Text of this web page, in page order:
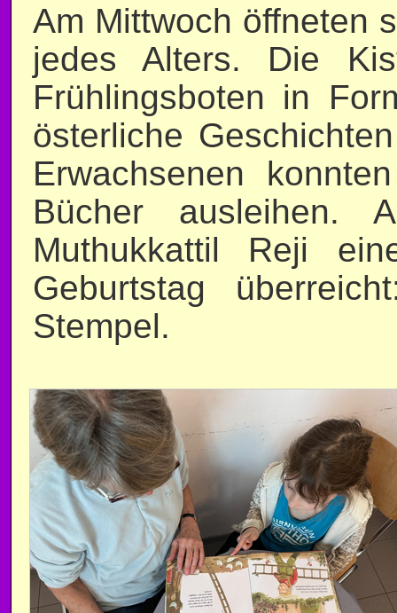
Am Mittwoch öffneten
jedes Alters. Die
Frühlingsboten in
österliche
Erwachsenen
Bücher ausleihen.
Muthukkattil Reji
Geburtstag
Stempel.